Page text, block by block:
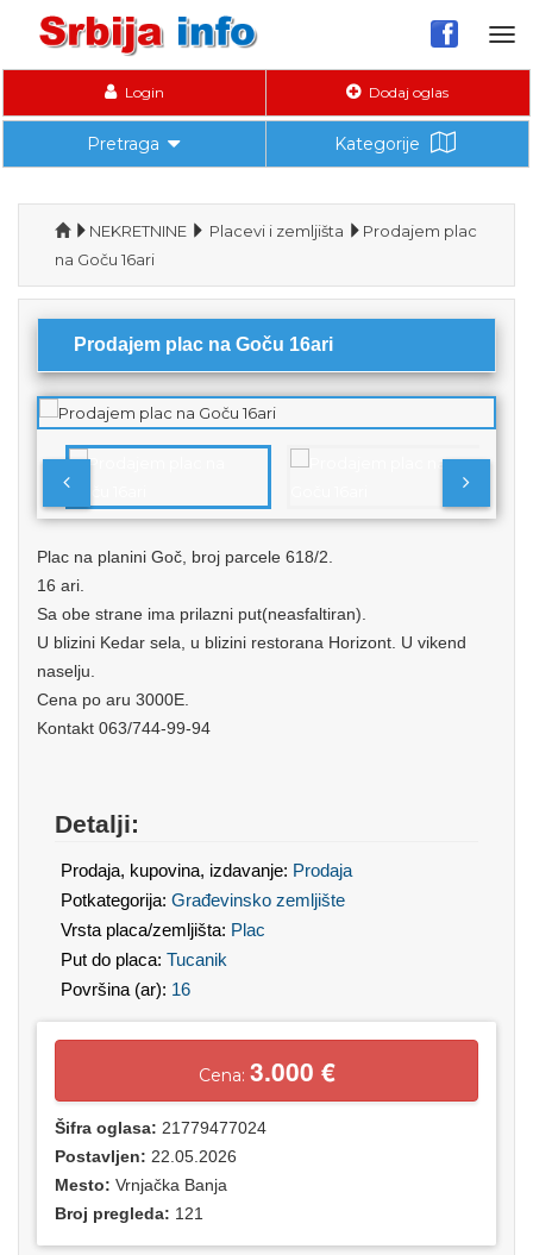
Login Dodaj oglas
Pretraga Kategorije
NEKRETNINE Placevi i zemljišta
Prodajem plac
na Goču 16ari
Prodajem plac na Goču 16ari
Plac na planini Goč, broj parcele 618/2.
16 ari.
Sa obe strane ima prilazni put(neasfaltiran).
U blizini Kedar sela, u blizini restorana Horizont. U vikend
naselju.
Cena po aru 3000E.
Kontakt 063/744-99-94
Detalji:
Prodaja, kupovina, izdavanje: Prodaja
Potkategorija: Građevinsko zemljište
Vrsta placa/zemljišta: Plac
Put do placa: Tucanik
Površina (ar): 16
Cena: 3.000 €
Šifra oglasa: 21779477024
Postavljen: 22.05.2026
Mesto: Vrnjačka Banja
Broj pregleda: 121